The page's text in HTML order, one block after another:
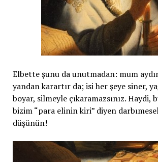
Elbette şunu da unutmadan: mum
yandan karartır da; isi her şeye siner,
boyar, silmeyle çıkaramazsınız. Haydi,
bizim “para elinin kiri” diyen
düşünün!